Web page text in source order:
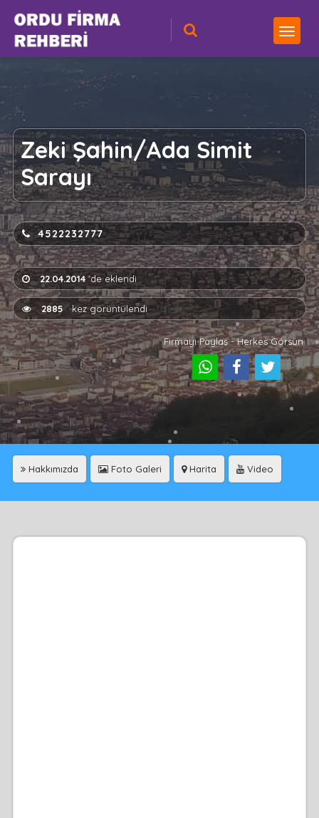
Zeki Şahin/Ada Simit
Sarayı
4522232777
22.04.2014'de eklendi
2885 kez görüntülendi
Firmayı Paylaş - Herkes Görsün
Hakkımızda Foto Galeri Harita Video